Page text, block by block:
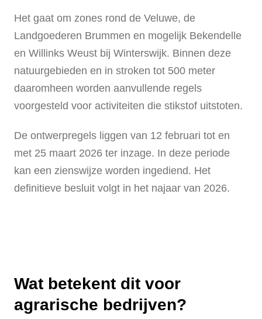
Het gaat om zones rond de Veluwe, de
Landgoederen Brummen en mogelijk Bekendelle
en Willinks Weust bij Winterswijk. Binnen deze
natuurgebieden en in stroken tot 500 meter
daaromheen worden aanvullende regels
voorgesteld voor activiteiten die stikstof uitstoten.
De ontwerpregels liggen van 12 februari tot en
met 25 maart 2026 ter inzage. In deze periode
kan een zienswijze worden ingediend. Het
definitieve besluit volgt in het najaar van 2026.
Wat betekent dit voor
agrarische bedrijven?